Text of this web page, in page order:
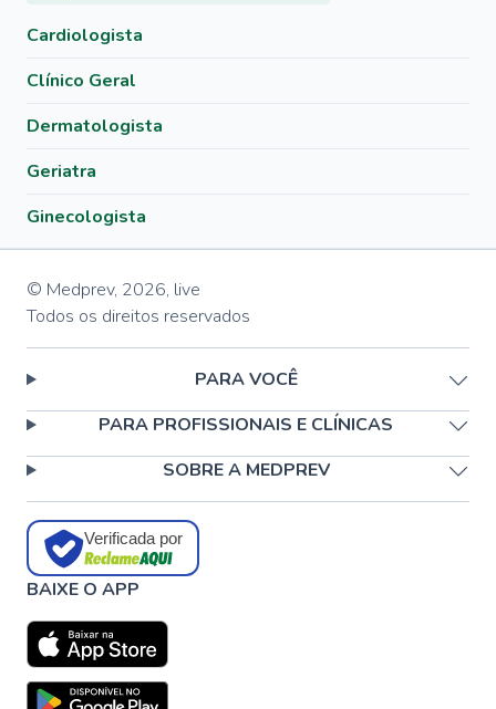
Cardiologista
Clínico Geral
Dermatologista
Geriatra
Ginecologista
© Medprev, 2026, live
Todos os direitos reservados
PARA VOCÊ
PARA PROFISSIONAIS E CLÍNICAS
SOBRE A MEDPREV
Verificada por
BAIXE O APP